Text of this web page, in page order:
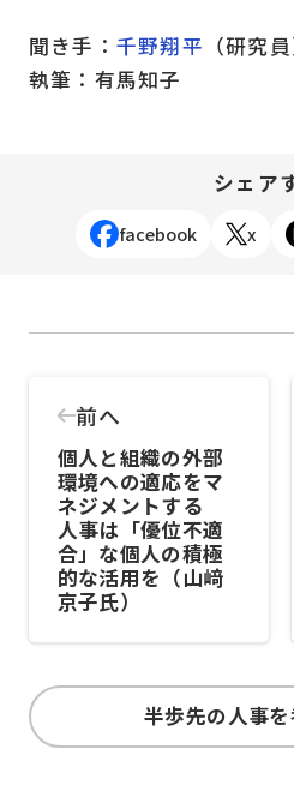
聞き手： 千野翔平 （研究員
執筆：有馬知子
シェア
facebook x
前へ
個人と組織の外部
環境への適応をマ
ネジメントする
人事は「優位不適
合」な個人の積極
的な活用を（山﨑
京子氏）
半歩先の人事